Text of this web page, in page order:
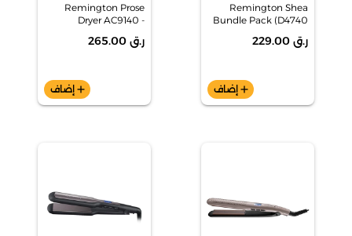
Remington Shea
Bundle Pack (D4740
reaterener + CI4740
ر.ق 229.00
add إضاف
Remington Prose
Dryer AC9140 -
AREREAC9140PD
ر.ق 265.00
add إضاف